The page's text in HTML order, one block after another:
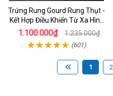
Trứng Rung Gourd Rung Thụt -
Kết Hợp Điều Khiển Từ Xa Hình
Nòng Nọc
1.100.000₫ 1.235.000₫
(601)
1 2